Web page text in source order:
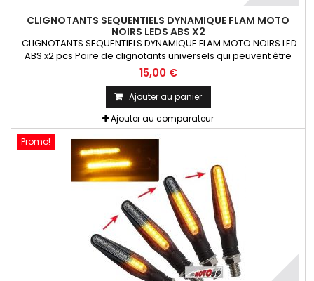
CLIGNOTANTS SEQUENTIELS DYNAMIQUE FLAM MOTO
NOIRS LEDS ABS X2
CLIGNOTANTS SEQUENTIELS DYNAMIQUE FLAM MOTO NOIRS LED
ABS x2 pcs Paire de clignotants universels qui peuvent être
adaptables sur toutes motos ou scooters
15,00 €
Ajouter au panier
Ajouter au comparateur
Promo!